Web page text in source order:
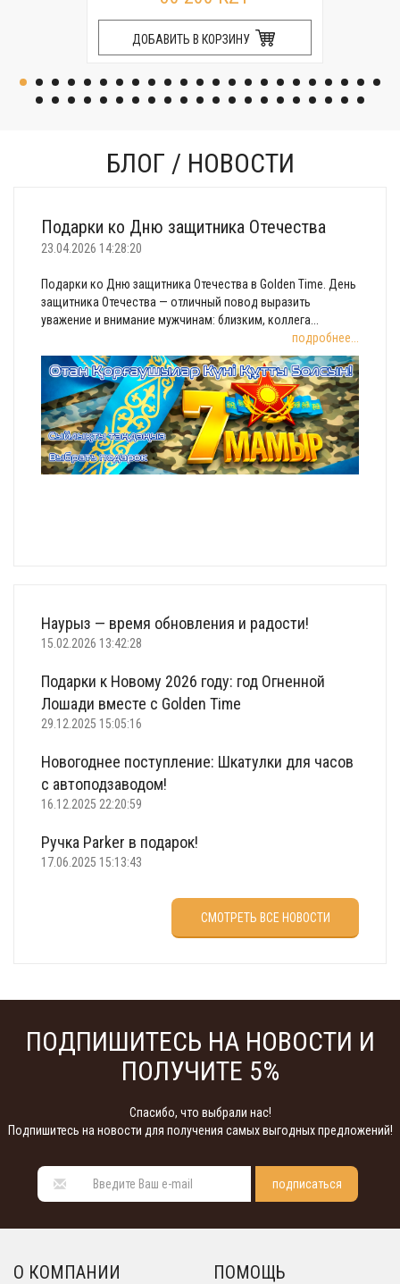
ДОБАВИТЬ В КОРЗИНУ
БЛОГ / НОВОСТИ
Подарки ко Дню защитника Отечества
23.04.2026 14:28:20
Подарки ко Дню защитника Отечества в Golden Time. День
защитника Отечества — отличный повод выразить
уважение и внимание мужчинам: близким, коллега...
подробнее...
Наурыз — время обновления и радости!
15.02.2026 13:42:28
Подарки к Новому 2026 году: год Огненной
Лошади вместе с Golden Time
29.12.2025 15:05:16
Новогоднее поступление: Шкатулки для часов
с автоподзаводом!
16.12.2025 22:20:59
Ручка Parker в подарок!
17.06.2025 15:13:43
Что подарить на 23 февраля?
СМОТРЕТЬ ВСЕ НОВОСТИ
ПОДПИШИТЕСЬ НА НОВОСТИ И
ПОЛУЧИТЕ 5%
Спасибо, что выбрали нас!
Подпишитесь на новости для получения самых выгодных предложений!
подписаться
О КОМПАНИИ ПОМОЩЬ